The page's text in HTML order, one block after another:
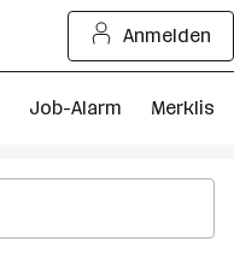
Anmelden
Job-Alarm Merkliste